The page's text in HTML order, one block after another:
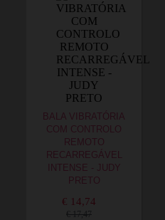
BALA VIBRATÓRIA
COM CONTROLO
REMOTO
RECARREGÁVEL
INTENSE - JUDY
PRETO
€ 14,74
€ 17,47